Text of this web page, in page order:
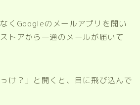
くGoogleのメールアプリを開い
トアから一通のメールが届いて
け？」と開くと、目に飛び込んで